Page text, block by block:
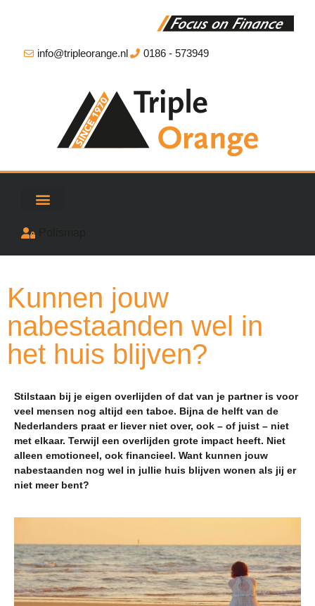
info@tripleorange.nl 0186 - 573949
Kunnen jouw
nabestaanden wel in
het huis blijven?
Stilstaan bij je eigen overlijden of dat van je partner is voor
veel mensen nog altijd een taboe. Bijna de helft van de
Nederlanders praat er liever niet over, ook – of juist – niet
met elkaar. Terwijl een overlijden grote impact heeft. Niet
alleen emotioneel, ook financieel. Want kunnen jouw
nabestaanden nog wel in jullie huis blijven wonen als jij er
niet meer bent?